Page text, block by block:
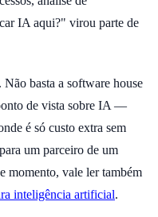
IA aqui?" virou parte de
Não basta a software house
de vista sobre IA —
é só custo extra sem
um parceiro de um
momento, vale ler também
inteligência artificial.